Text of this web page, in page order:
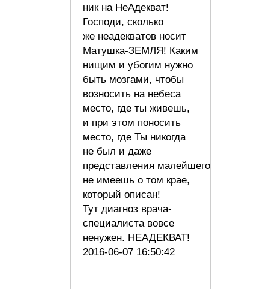
ник на НеАдекват!
Господи, сколько
же неадекватов носит
Матушка-ЗЕМЛЯ! Каким
нищим и убогим нужно
быть мозгами, чтобы
возносить на небеса
место, где ты живешь,
и при этом поносить
место, где Ты никогда
не был и даже
представления малейшего
не имеешь о том крае,
который описан!
Тут диагноз врача-
специалиста вовсе
ненужен. НЕАДЕКВАТ!
2016-06-07 16:50:42